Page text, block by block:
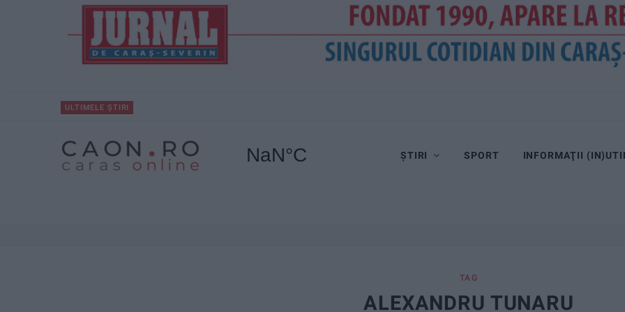
ULTIMELE ȘTIRI
ȘTIRI SPORT INFORMAŢII
TAG
ALEXANDRU TUNARU